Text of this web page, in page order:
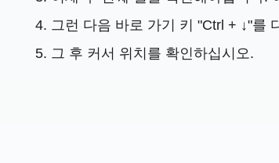
그런 다음 바로 가기 키 "Ctrl + ↓"를
그 후 커서 위치를 확인하십시오.